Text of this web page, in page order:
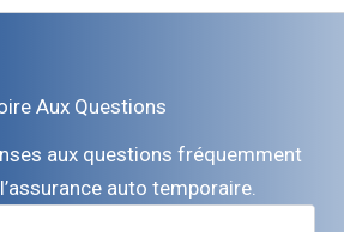
Aux Questions
aux questions fréquemment
auto temporaire.